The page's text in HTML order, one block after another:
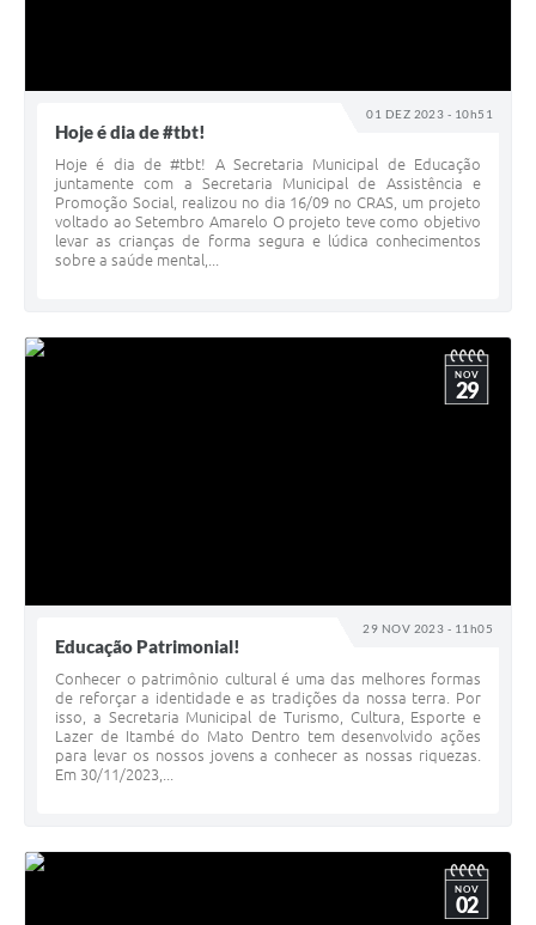
01 DEZ 2023 - 10h51
Hoje é dia de #tbt!
Hoje é dia de #tbt! A Secretaria Municipal de Educação
juntamente com a Secretaria Municipal de Assistência e
Promoção Social, realizou no dia 16/09 no CRAS, um projeto
voltado ao Setembro Amarelo O projeto teve como objetivo
levar as crianças de forma segura e lúdica conhecimentos
sobre a saúde mental,...
29 NOV 2023 - 11h05
NOV
29
Educação Patrimonial!
Conhecer o patrimônio cultural é uma das melhores formas
de reforçar a identidade e as tradições da nossa terra. Por
isso, a Secretaria Municipal de Turismo, Cultura, Esporte e
Lazer de Itambé do Mato Dentro tem desenvolvido ações
para levar os nossos jovens a conhecer as nossas riquezas.
Em 30/11/2023,...
NOV
02